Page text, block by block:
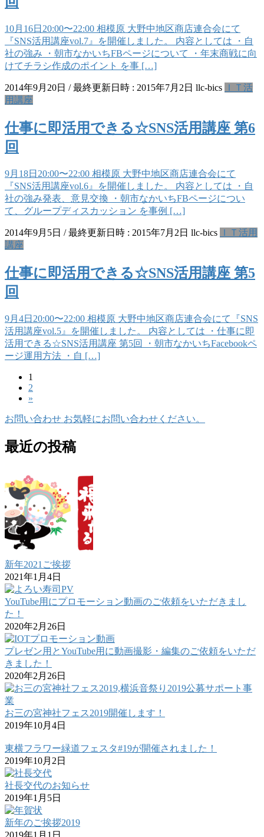
10月16日20:00〜22:00 相模原 大野中地区商店連合会にて
『SNS活用講座vol.7』を開催しました。 内容としては ・自
社の強み ・朝市なかいちFBページについて ・年末商戦に向
けてチラシ作成のポイント を事 […]
2014年9月20日 / 最終更新日時 : 2015年7月2日 llc-bics
ＩＴ活
用講座
仕事に即活用できる☆SNS活用講座 第6
回
9月18日20:00〜22:00 相模原 大野中地区商店連合会にて
『SNS活用講座vol.6』を開催しました。 内容としては ・自
社の強み発表、意見交換 ・朝市なかいちFBページについ
て、グループディスカッション を事例 […]
2014年9月5日 / 最終更新日時 : 2015年7月2日 llc-bics
ＩＴ活用
講座
仕事に即活用できる☆SNS活用講座 第5
回
9月4日20:00〜22:00 相模原 大野中地区商店連合会にて『SNS
活用講座vol.5』を開催しました。 内容としては ・仕事に即
活用できる☆SNS活用講座 第5回 ・朝市なかいちFacebookペ
ージ運用方法 ・自 […]
の
ペ
ー
送
り
固
定
ペ
ー
ジ
1
固
定
ペ
ー
ジ
2
»
お問い合わせ お気軽にお問い合わせください。
最近の投稿
新年2021ご挨拶
2021年1月4日
YouTube用にプロモーション動画のご依頼をいただきまし
た！
2020年2月26日
プレゼン用とYouTube用に動画撮影・編集のご依頼をいただ
きました！
2020年2月26日
お三の宮神社フェス2019開催します！
2019年10月4日
東横フラワー緑道フェスタ#19が開催されました！
2019年10月2日
社長交代のお知らせ
2019年1月5日
新年のご挨拶2019
2019年1月1日